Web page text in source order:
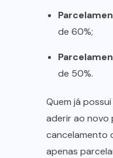
de 60%;
de 50%.
Quem já
aderir ao novo
cancelamento
apenas